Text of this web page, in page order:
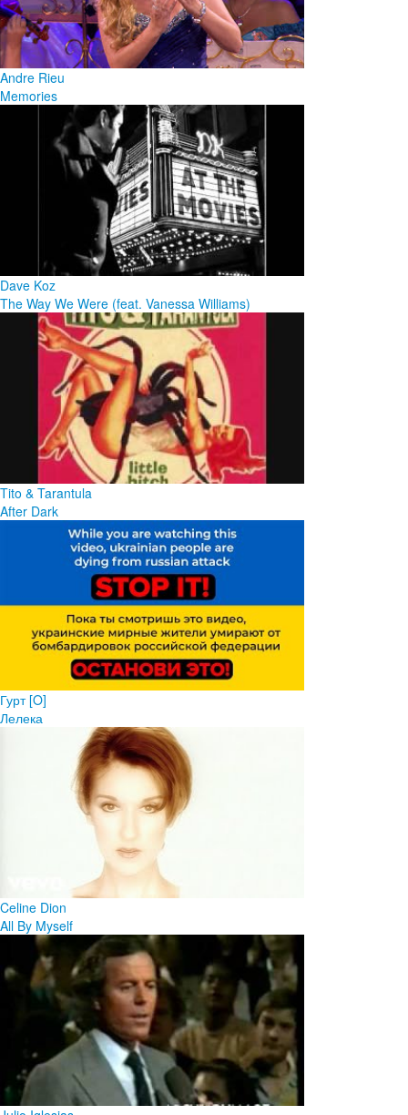
Andre Rieu
Memories
Dave Koz
The Way We Were (feat. Vanessa Williams)
Tito & Tarantula
After Dark
Гурт [O]
Лелека
Celine Dion
All By Myself